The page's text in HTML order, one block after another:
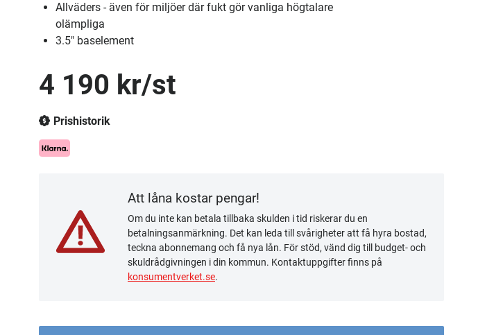
Allväders - även för miljöer där fukt gör vanliga högtalare
olämpliga
3.5" baselement
4 190 kr/st
Prishistorik
Att låna kostar pengar!
Om du inte kan betala tillbaka skulden i tid riskerar du en
betalningsanmärkning. Det kan leda till svårigheter att få hyra bostad,
teckna abonnemang och få nya lån. För stöd, vänd dig till budget- och
skuldrådgivningen i din kommun. Kontaktuppgifter finns på
konsumentverket.se.